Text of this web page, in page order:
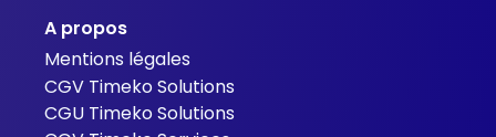
A propos
Mentions légales
CGV Timeko Solutions
CGU Timeko Solutions